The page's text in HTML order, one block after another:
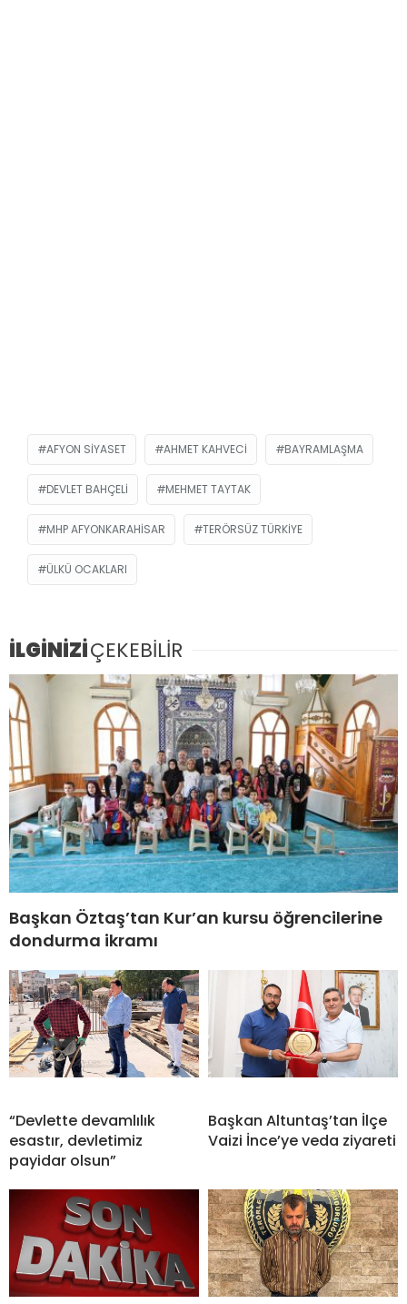
AFYON SIYASET AHMET KAHVECI BAYRAMLAŞMA
DEVLET BAHÇELI MEHMET TAYTAK
MHP AFYONKARAHISAR TERÖRSÜZ TÜRKIYE
ÜLKÜ OCAKLARI
İLGİNİZİÇEKEBİLİR
Başkan Öztaş’tan Kur’an kursu öğrencilerine
dondurma ikramı
“Devlette devamlılık
esastır, devletimiz
payidar olsun”
Başkan Altuntaş’tan İlçe
Vaizi İnce’ye veda ziyareti